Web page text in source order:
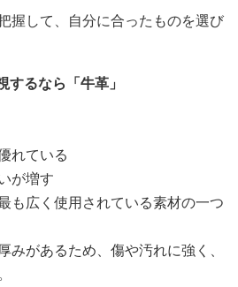
握して、自分に合ったものを選び
るなら「牛革」
れている
が増す
も広く使用されている素材の一つ
みがあるため、傷や汚れに強く、